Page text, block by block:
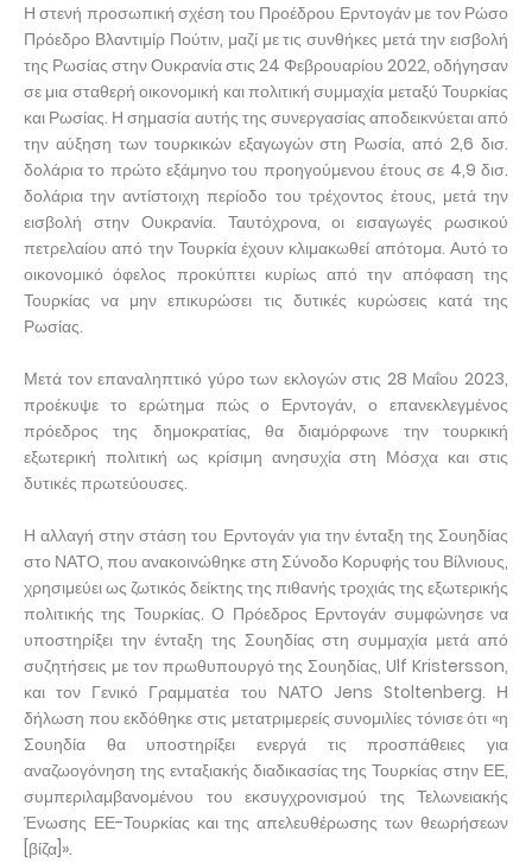
Η στενή προσωπική σχέση του Προέδρου Ερντογάν με τον Ρώσο
Πρόεδρο Βλαντιμίρ Πούτιν, μαζί με τις συνθήκες μετά την εισβολή
της Ρωσίας στην Ουκρανία στις 24 Φεβρουαρίου 2022, οδήγησαν
σε μια σταθερή οικονομική και πολιτική συμμαχία μεταξύ Τουρκίας
και Ρωσίας. Η σημασία αυτής της συνεργασίας αποδεικνύεται από
την αύξηση των τουρκικών εξαγωγών στη Ρωσία, από 2,6 δισ.
δολάρια το πρώτο εξάμηνο του προηγούμενου έτους σε 4,9 δισ.
δολάρια την αντίστοιχη περίοδο του τρέχοντος έτους, μετά την
εισβολή στην Ουκρανία. Ταυτόχρονα, οι εισαγωγές ρωσικού
πετρελαίου από την Τουρκία έχουν κλιμακωθεί απότομα. Αυτό το
οικονομικό όφελος προκύπτει κυρίως από την απόφαση της
Τουρκίας να μην επικυρώσει τις δυτικές κυρώσεις κατά της
Ρωσίας.
Μετά τον επαναληπτικό γύρο των εκλογών στις 28 Μαΐου 2023,
προέκυψε το ερώτημα πώς ο Ερντογάν, ο επανεκλεγμένος
πρόεδρος της δημοκρατίας, θα διαμόρφωνε την τουρκική
εξωτερική πολιτική ως κρίσιμη ανησυχία στη Μόσχα και στις
δυτικές πρωτεύουσες.
Η αλλαγή στην στάση του Ερντογάν για την ένταξη της Σουηδίας
στο ΝΑΤΟ, που ανακοινώθηκε στη Σύνοδο Κορυφής του Βίλνιους,
χρησιμεύει ως ζωτικός δείκτης της πιθανής τροχιάς της εξωτερικής
πολιτικής της Τουρκίας. Ο Πρόεδρος Ερντογάν συμφώνησε να
υποστηρίξει την ένταξη της Σουηδίας στη συμμαχία μετά από
συζητήσεις με τον πρωθυπουργό της Σουηδίας, Ulf Kristersson,
και τον Γενικό Γραμματέα του ΝΑΤΟ Jens Stoltenberg. Η
δήλωση που εκδόθηκε στις μετατριμερείς συνομιλίες τόνισε ότι «η
Σουηδία θα υποστηρίξει ενεργά τις προσπάθειες για
αναζωογόνηση της ενταξιακής διαδικασίας της Τουρκίας στην ΕΕ,
συμπεριλαμβανομένου του εκσυγχρονισμού της Τελωνειακής
Ένωσης ΕΕ-Τουρκίας και της απελευθέρωσης των θεωρήσεων
[βίζα]».